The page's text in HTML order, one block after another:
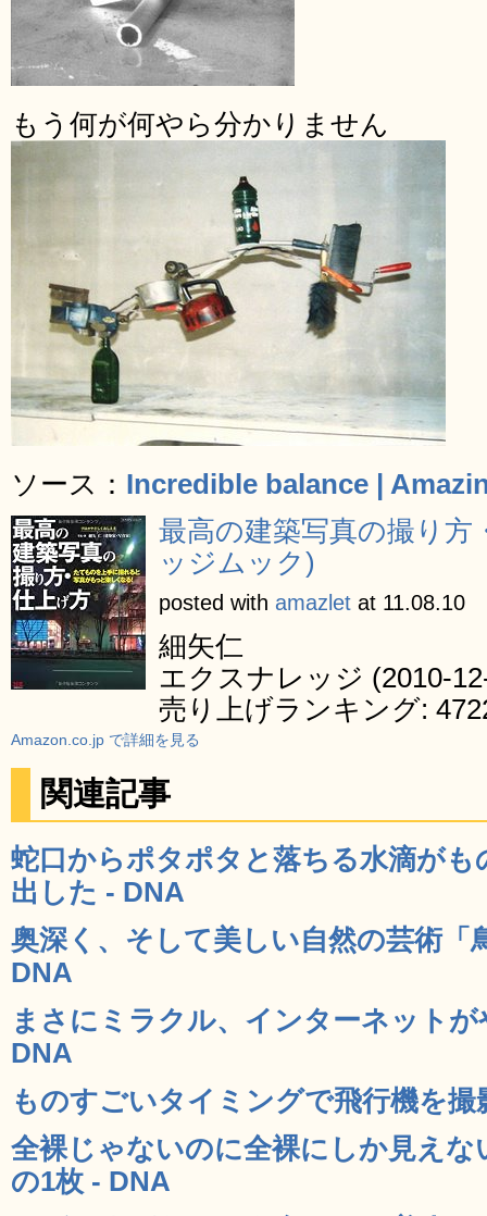
もう何が何やら分かりません
ソース： Incredible balance |
最高の建築写真の撮り
ッジムック)
posted with amazlet at 11.08.10
細矢仁
エクスナレッジ (2010-
売り上げランキング:
Amazon.co.jp で詳細を見る
関連記事
蛇口からポタポタと落ちる水滴が
出した - DNA
奥深く、そして美しい自然の芸術「
DNA
まさにミラクル、インターネット
DNA
ものすごいタイミングで飛行機を
全裸じゃないのに全裸にしか見えな
の1枚 - DNA